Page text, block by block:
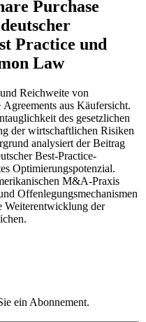
Purchase
Practice und
Law
Reichweite von
aus Käufersicht.
des gesetzlichen
der wirtschaftlichen Risiken
analysiert der Beitrag
Best-Practice-
Optimierungspotenzial.
M&A-Praxis
Offenlegungsmechanismen
Weiterentwicklung der
ein Abonnement.